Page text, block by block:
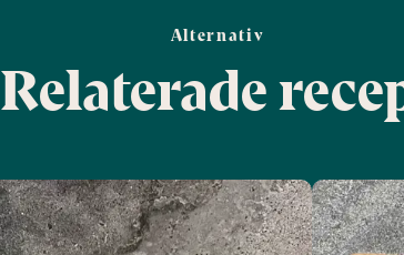
Alternativ
Relaterade